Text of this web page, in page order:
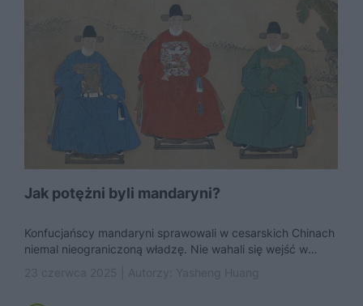
Jak potężni byli mandaryni?
Konfucjańscy mandaryni sprawowali w cesarskich Chinach
niemal nieograniczoną władzę. Nie wahali się wejść w